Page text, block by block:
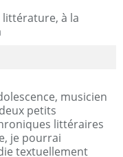
littérature, à la
musicien
petits
littéraires
je pourrai
textuellement